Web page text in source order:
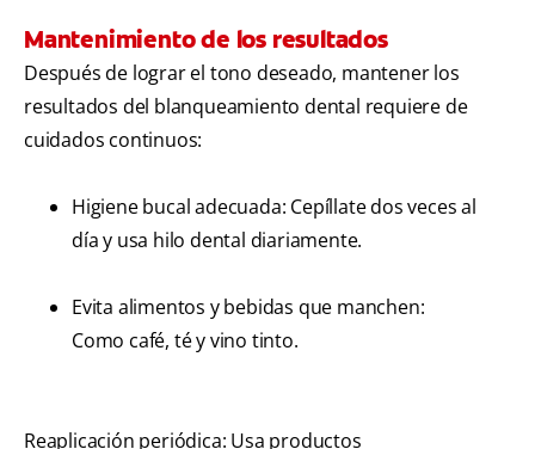
Mantenimiento de los resultados
Después de lograr el tono deseado, mantener los
resultados del blanqueamiento dental requiere de
cuidados continuos:
Higiene bucal adecuada: Cepíllate dos veces al
día y usa hilo dental diariamente.
Evita alimentos y bebidas que manchen:
Como café, té y vino tinto.
Reaplicación periódica: Usa productos